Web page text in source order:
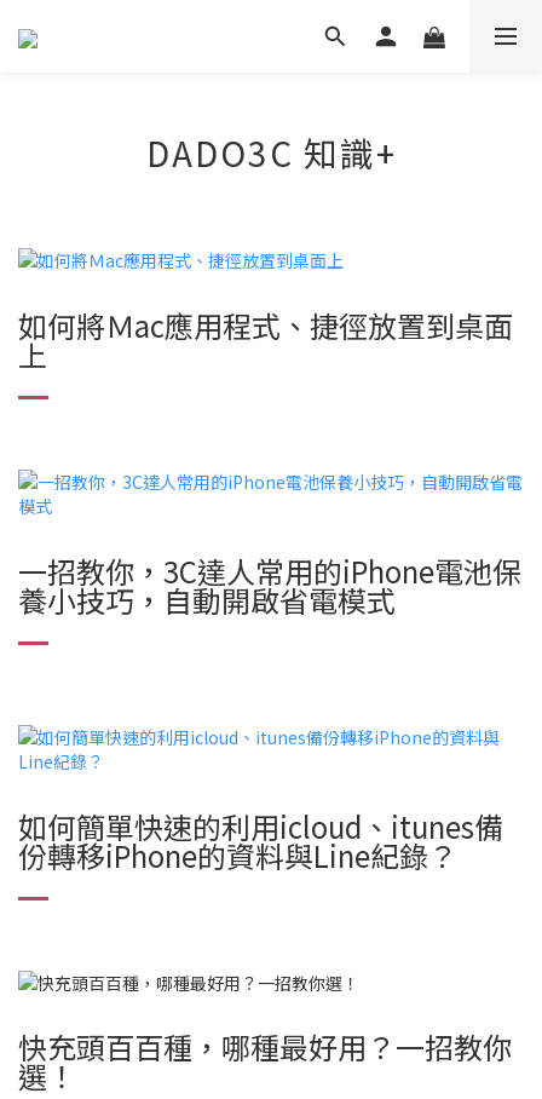
DADO3C 知識+
如何將Ｍac應用程式、捷徑放置到桌面
上
一招教你，3C達人常用的iPhone電池保
養小技巧，自動開啟省電模式​
如何簡單快速的利用icloud、itunes備
份轉移iPhone的資料與Line紀錄？
快充頭百百種，哪種最好用？一招教你
選！